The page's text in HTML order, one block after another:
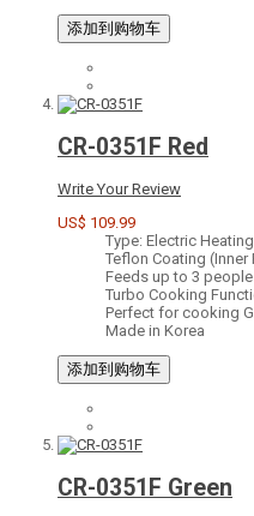
添加到购物车
CR-0351F Red
Write Your Review
US$ 109.99
Type: Electric Heating
Teflon Coating (Inner
Feeds up to 3 people
Turbo Cooking
Perfect for cooking
Made in Korea
添加到购物车
CR-0351F Green